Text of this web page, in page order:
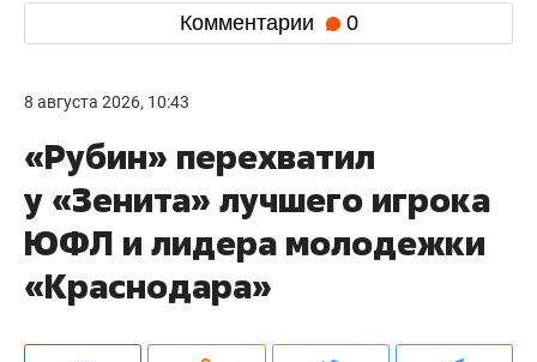
Комментарии 0
8 августа 2026, 10:43
«Рубин» перехватил
у «Зенита» лучшего игрока
ЮФЛ и лидера молодежки
«Краснодара»